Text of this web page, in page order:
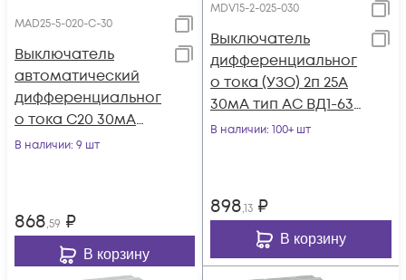
MAD25-5-020-C-30
Выключатель
автоматический
дифференциальног
о тока C20 30мА
АВДТ 32 GENERICA
В наличии: 9 шт
868,59 ₽
В корзину
MDV15-2-025-030
Выключатель
дифференциальног
о тока (УЗО) 2п 25А
30мА тип AC ВД1-63
GENERICA MDV15-2-
В наличии: 100+ шт
898,13 ₽
В корзину